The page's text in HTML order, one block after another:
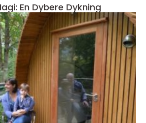
En Dybere Dykning